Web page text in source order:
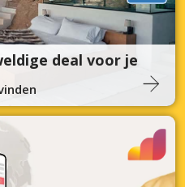
deal voor je